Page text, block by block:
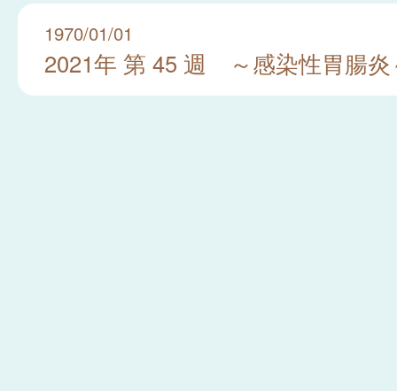
1970/01/01
2021年 第 45 週 ～感染性胃腸炎